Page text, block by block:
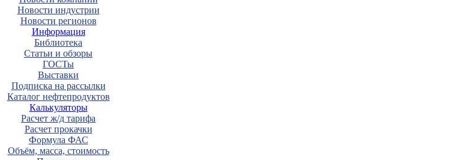
Новости индустрии
Новости регионов
Информация
Библиотека
Статьи и обзоры
ГОСТы
Выставки
Подписка на рассылки
Каталог нефтепродуктов
Калькуляторы
Расчет ж/д тарифа
Расчет прокачки
Формула ФАС
Объём, масса, стоимость